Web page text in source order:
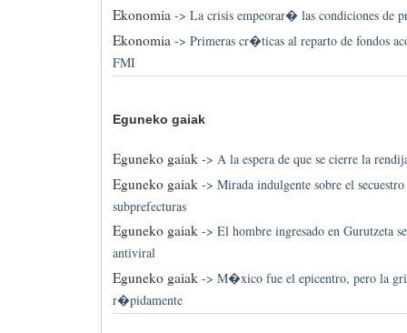
Ekonomia-> La crisis empeorar� las condiciones de
Ekonomia -> Primeras cr�ticas al reparto de fondos
FMI
Eguneko gaiak
Eguneko gaiak-> A la espera de que se cierre la
Eguneko gaiak-> Mirada indulgente sobre el
subprefecturas
Eguneko gaiak-> El hombre ingresado en Gurutzeta
antiviral
Eguneko gaiak -> M�xico fue el epicentro, pero la
r�pidamente